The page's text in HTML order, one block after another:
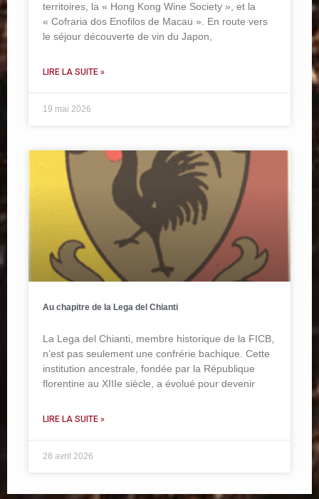
territoires, la « Hong Kong Wine Society », et la
« Cofraria dos Enofilos de Macau ». En route vers
le séjour découverte de vin du Japon,
LIRE LA SUITE »
19 mai 2026
Au chapitre de la Lega del Chianti
La Lega del Chianti, membre historique de la FICB,
n’est pas seulement une confrérie bachique. Cette
institution ancestrale, fondée par la République
florentine au XIIIe siècle, a évolué pour devenir
LIRE LA SUITE »
28 avril 2026